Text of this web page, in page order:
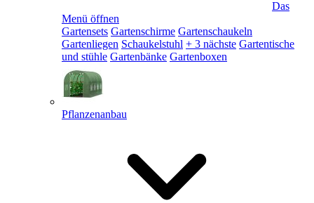
Das
Menü öffnen
Gartensets Gartenschirme Gartenschaukeln
Gartenliegen Schaukelstuhl + 3 nächste Gartentische
und stühle Gartenbänke Gartenboxen
Pflanzenanbau